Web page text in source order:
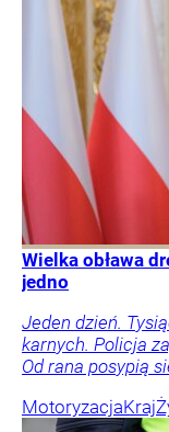
Wielka obława
jedno
Jeden dzień.
karnych. Policja
Od rana posypią
MotoryzacjaKraj